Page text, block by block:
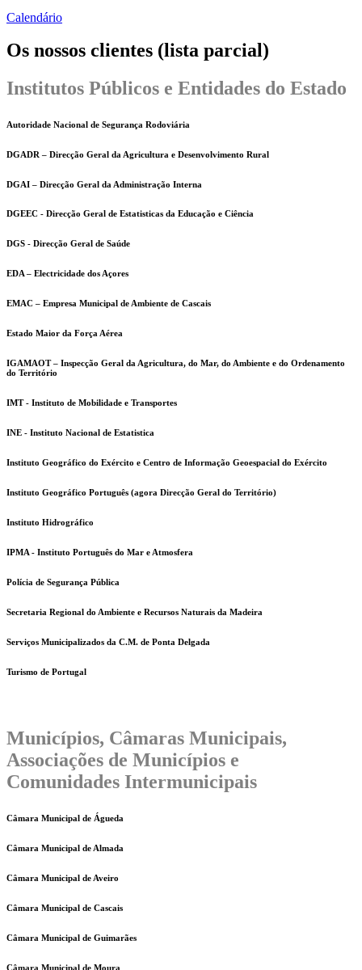
Calendário
Os nossos clientes (lista parcial)
Institutos Públicos e Entidades do Estado
Autoridade Nacional de Segurança Rodoviária
DGADR – Direcção Geral da Agricultura e Desenvolvimento Rural
DGAI – Direcção Geral da Administração Interna
DGEEC - Direcção Geral de Estatisticas da Educação e Ciência
DGS - Direcção Geral de Saúde
EDA – Electricidade dos Açores
EMAC – Empresa Municipal de Ambiente de Cascais
Estado Maior da Força Aérea
IGAMAOT – Inspecção Geral da Agricultura, do Mar, do Ambiente e do Ordenamento
do Território
IMT - Instituto de Mobilidade e Transportes
INE - Instituto Nacional de Estatistica
Instituto Geográfico do Exército e Centro de Informação Geoespacial do Exército
Instituto Geográfico Português (agora Direcção Geral do Território)
Instituto Hidrográfico
IPMA - Instituto Português do Mar e Atmosfera
Polícia de Segurança Pública
Secretaria Regional do Ambiente e Recursos Naturais da Madeira
Serviços Municipalizados da C.M. de Ponta Delgada
Turismo de Portugal
Municípios, Câmaras Municipais,
Associações de Municípios e
Comunidades Intermunicipais
Câmara Municipal de Águeda
Câmara Municipal de Almada
Câmara Municipal de Aveiro
Câmara Municipal de Cascais
Câmara Municipal de Guimarães
Câmara Municipal de Moura